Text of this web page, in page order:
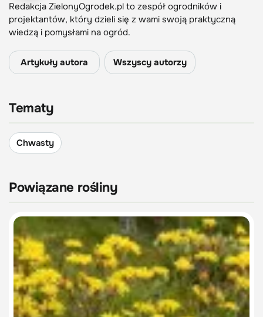
Redakcja ZielonyOgrodek.pl to zespół ogrodników i
projektantów, który dzieli się z wami swoją praktyczną
wiedzą i pomysłami na ogród.
Artykuły autora Wszyscy autorzy
Tematy
Chwasty
Powiązane rośliny